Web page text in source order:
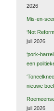
2026
Mis-en-
‘Not
juli 2026
‘pork-
een
nieuwe
juli 2026